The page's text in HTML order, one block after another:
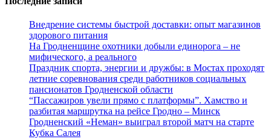
Внедрение системы быстрой доставки: опыт магазинов
здорового питания
На Гродненщине охотники добыли единорога – не
мифического, а реального
Праздник спорта, энергии и дружбы: в Мостах проходят
летние соревнования среди работников социальных
пансионатов Гродненской области
“Пассажиров увели прямо с платформы”. Хамство и
разбитая маршрутка на рейсе Гродно – Минск
Гродненский «Неман» выиграл второй матч на старте
Кубка Салея